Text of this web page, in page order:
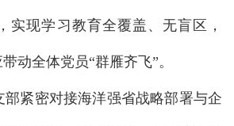
实现学习教育全覆盖、无盲区，
动全体党员“群雁齐飞”。
部紧密对接海洋强省战略部署与企